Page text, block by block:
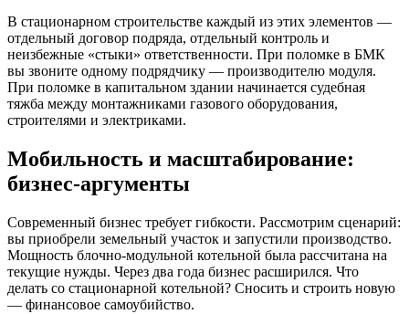
В стационарном строительстве каждый из этих элементов —
отдельный договор подряда, отдельный контроль и
неизбежные «стыки» ответственности. При поломке в БМК
вы звоните одному подрядчику — производителю модуля.
При поломке в капитальном здании начинается судебная
тяжба между монтажниками газового оборудования,
строителями и электриками.
Мобильность и масштабирование:
бизнес-аргументы
Современный бизнес требует гибкости. Рассмотрим сценарий:
вы приобрели земельный участок и запустили производство.
Мощность блочно-модульной котельной была рассчитана на
текущие нужды. Через два года бизнес расширился. Что
делать со стационарной котельной? Сносить и строить новую
— финансовое самоубийство.